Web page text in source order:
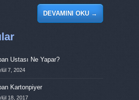
DEVAMINI OKU→
Ustası Ne Yapar?
7, 2024
Kartonpiyer
18, 2017